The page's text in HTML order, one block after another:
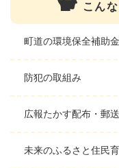
こん
町道の環境保全補助金
防犯の取組み
広報たかす配布・郵送
未来のふるさと住民